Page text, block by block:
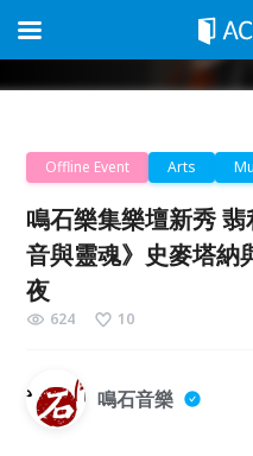
Offline Event Arts
鳴石樂集樂壇新秀
音與靈魂》史麥塔納
夜
624 10
鳴石音樂